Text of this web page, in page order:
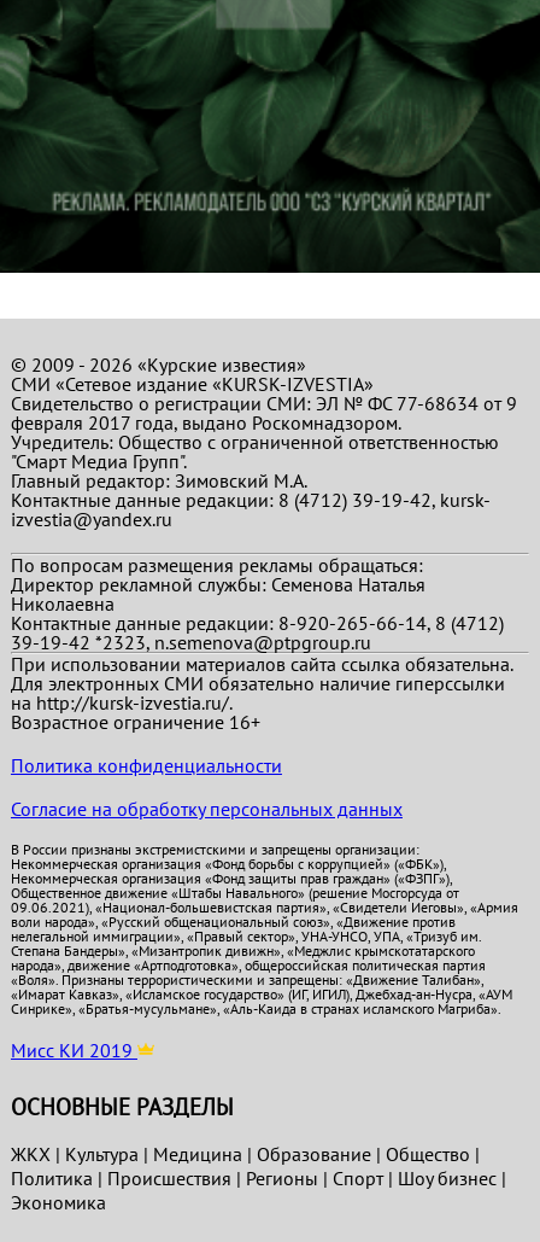
© 2009 - 2026 «Курские известия»
СМИ «Сетевое издание «KURSK-IZVESTIA»
Свидетельство о регистрации СМИ: ЭЛ № ФС 77-68634 от 9
февраля 2017 года, выдано Роскомнадзором.
Учредитель: Общество с ограниченной ответственностью
"Смарт Медиа Групп".
Главный редактор:Зимовский М.А.
Контактные данные редакции: 8 (4712) 39-19-42, kursk-
izvestia@yandex.ru
По вопросам размещения рекламы обращаться:
Директор рекламной службы: Семенова Наталья
Николаевна
Контактные данные редакции: 8-920-265-66-14, 8 (4712)
39-19-42 *2323, n.semenova@ptpgroup.ru
При использовании материалов сайта ссылка обязательна.
Для электронных СМИ обязательно наличие гиперссылки
на http://kursk-izvestia.ru/.
Возрастное ограничение 16+
Политика конфиденциальности
Согласие на обработку персональных данных
В России признаны экстремистскими и запрещены организации:
Некоммерческая организация «Фонд борьбы с коррупцией» («ФБК»),
Некоммерческая организация «Фонд защиты прав граждан» («ФЗПГ»),
Общественное движение «Штабы Навального» (решение Мосгорсуда от
09.06.2021), «Национал-большевистская партия», «Свидетели Иеговы», «Армия
воли народа», «Русский общенациональный союз», «Движение против
нелегальной иммиграции», «Правый сектор», УНА-УНСО, УПА, «Тризуб им.
Степана Бандеры», «Мизантропик дивижн», «Меджлис крымскотатарского
народа», движение «Артподготовка», общероссийская политическая партия
«Воля». Признаны террористическими и запрещены: «Движение Талибан»,
«Имарат Кавказ», «Исламское государство» (ИГ, ИГИЛ), Джебхад-ан-Нусра, «АУМ
Синрике», «Братья-мусульмане», «Аль-Каида в странах исламского Магриба».
Мисс КИ 2019
ОСНОВНЫЕ РАЗДЕЛЫ
ЖКХ| Культура | Медицина | Образование| Общество |
Политика | Проиcшествия | Регионы | Спорт| Шоу бизнес|
Экономика